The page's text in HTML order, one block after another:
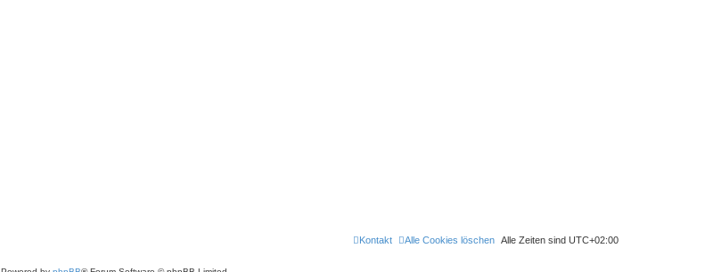
Alle Zeiten sind UTC+02:00
Alle Cookies löschen
Kontakt